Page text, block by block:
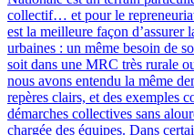
collectif… et pour le
est la meilleure façon
urbaines : un même besoin de
soit dans une MRC très rurale
nous avons entendu la même
repères clairs, et des exemples
démarches collectives sans
chargée des équipes. Dans